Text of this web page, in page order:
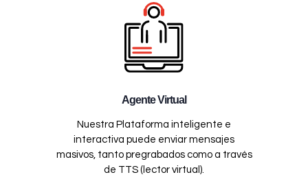
Agente Virtual
Nuestra Plataforma inteligente e
interactiva puede enviar mensajes
masivos, tanto pregrabados como a través
de TTS (lector virtual).